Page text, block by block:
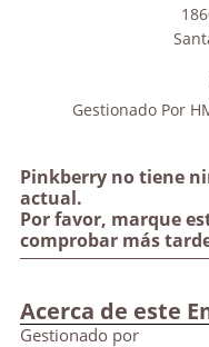
Pinkberry no tiene
actual.
Por favor, marque
comprobar más
Gestionado Por
Acerca de este
Gestionado por